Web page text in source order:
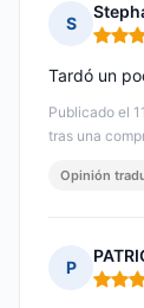
S
Nota:
Publicado el
tras una
Tardó un
Opinión
P
Nota: